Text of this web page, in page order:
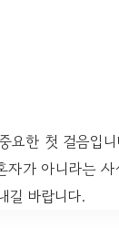
한 첫 걸음입
가 아니라는
길 바랍니다.